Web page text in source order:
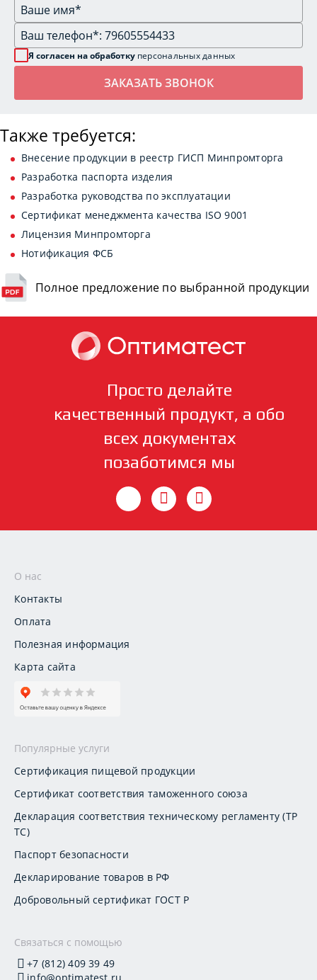
Я согласен на обработку персональных данных
Также требуется:
Внесение продукции в реестр ГИСП Минпромторга
Разработка паспорта изделия
Разработка руководства по эксплуатации
Сертификат менеджмента качества ISO 9001
Лицензия Минпромторга
Нотификация ФСБ
Полное предложение по выбранной продукции
Просто делайте
качественный продукт, а обо
всех документах
позаботимся мы
О нас
Контакты
Оплата
Полезная информация
Карта сайта
Популярные услуги
Сертификация пищевой продукции
Сертификат соответствия таможенного союза
Декларация соответствия техническому регламенту (ТР
ТС)
Паспорт безопасности
Декларирование товаров в РФ
Добровольный сертификат ГОСТ Р
Связаться с помощью
+7 (812) 409 39 49